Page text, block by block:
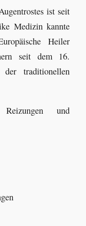
ist seit
Medizin kannte
Heiler
seit dem 16.
traditionellen
Reizungen und